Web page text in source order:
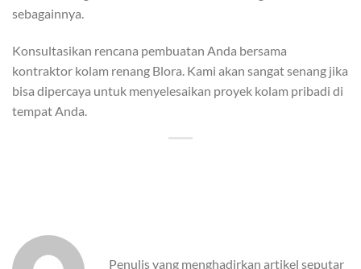
sebagainnya.
Konsultasikan rencana pembuatan Anda bersama
kontraktor kolam renang Blora. Kami akan sangat senang jika
bisa dipercaya untuk menyelesaikan proyek kolam pribadi di
tempat Anda.
Penulis yang menghadirkan artikel seputar